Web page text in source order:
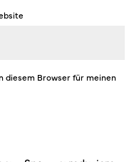
diesem Browser für meinen